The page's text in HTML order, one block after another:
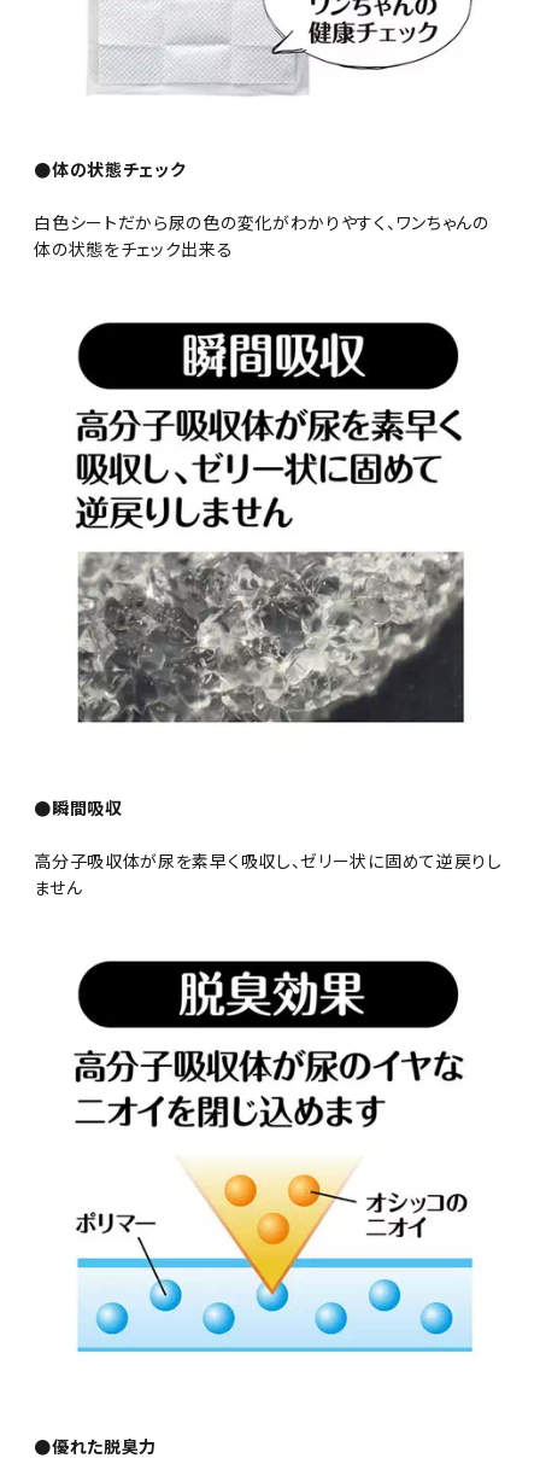
●体の状態チェック
白色シートだから尿の色の変化がわかりやすく、ワンちゃんの
体の状態をチェック出来る
●瞬間吸収
高分子吸収体が尿を素早く吸収し、ゼリー状に固めて逆戻りし
ません
●優れた脱臭力